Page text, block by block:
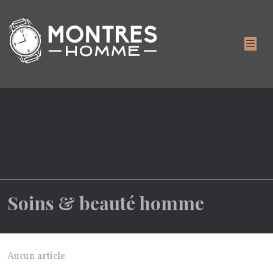
Soins & beauté homme
Aucun article